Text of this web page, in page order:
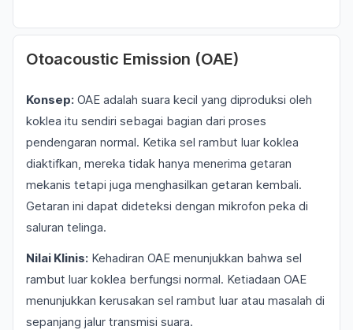
Otoacoustic Emission (OAE)
Konsep: OAE adalah suara kecil yang diproduksi oleh
koklea itu sendiri sebagai bagian dari proses
pendengaran normal. Ketika sel rambut luar koklea
diaktifkan, mereka tidak hanya menerima getaran
mekanis tetapi juga menghasilkan getaran kembali.
Getaran ini dapat dideteksi dengan mikrofon peka di
saluran telinga.
Nilai Klinis: Kehadiran OAE menunjukkan bahwa sel
rambut luar koklea berfungsi normal. Ketiadaan OAE
menunjukkan kerusakan sel rambut luar atau masalah di
sepanjang jalur transmisi suara.